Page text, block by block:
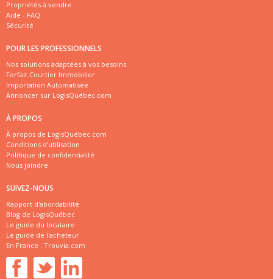
Propriétés à vendre
Aide - FAQ
Sécurité
POUR LES PROFESSIONNELS
Nos solutions adaptées à vos besoins
Forfait Courtier Immobilier
Importation Automatisée
Annoncer sur LogisQuébec.com
À PROPOS
À propos de LogisQuébec.com
Conditions d'utilisation
Politique de confidentialité
Nous joindre
SUIVEZ-NOUS
Rapport d'abordabilité
Blog de LogisQuébec
Le guide du locataire
Le guide de l'acheteur
En France : Trouvia.com